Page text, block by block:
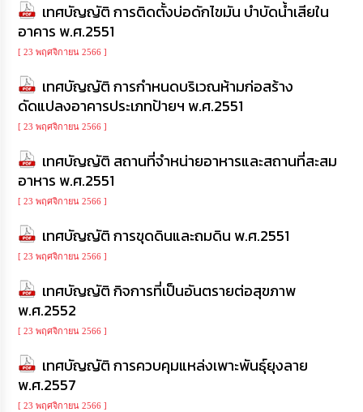
e-
Service
กิจการ
สภา
กิจการ
สภา
ท้อง
ถิ่น
ของ
เรา
การ
จัดการ
ความ
รู้
ข้อมูล
การ
ติดต่อ
เทศบัญญัติ การติดตั้งบ่อดักไขมัน บำบัดน้ำเสียใน
อาคาร พ.ศ.2551
[ 23 พฤศจิกายน 2566 ]
เทศบัญญัติ การกำหนดบริเวณห้ามก่อสร้าง
ดัดแปลงอาคารประเภทป้ายฯ พ.ศ.2551
[ 23 พฤศจิกายน 2566 ]
เทศบัญญัติ สถานที่จำหน่ายอาหารและสถานที่สะสม
อาหาร พ.ศ.2551
[ 23 พฤศจิกายน 2566 ]
เทศบัญญัติ การขุดดินและถมดิน พ.ศ.2551
[ 23 พฤศจิกายน 2566 ]
เทศบัญญัติ กิจการที่เป็นอันตรายต่อสุขภาพ
พ.ศ.2552
[ 23 พฤศจิกายน 2566 ]
เทศบัญญัติ การควบคุมแหล่งเพาะพันธุ์ยุงลาย
พ.ศ.2557
[ 23 พฤศจิกายน 2566 ]